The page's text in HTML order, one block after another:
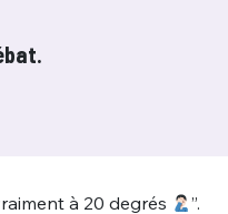
à 20 degrés
”.
Mot de passe perdu ?